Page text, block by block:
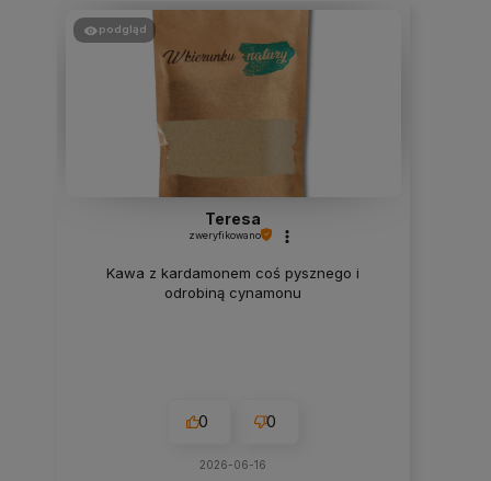
podgląd
Teresa
zweryfikowano
Kawa z kardamonem coś pysznego i
odrobiną cynamonu
0 0
2026-06-16